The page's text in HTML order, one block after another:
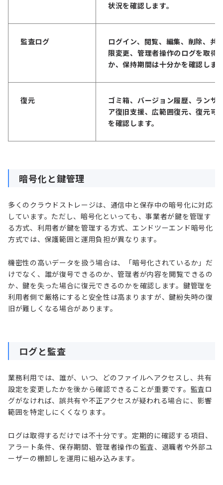
状況を確認します。
監査ログ
ログイン、閲覧、編集、削除、共
限変更、管理者操作のログを取得
か、保持期間は十分かを確認しま
復元
ゴミ箱、バージョン履歴、ランサ
ア復旧支援、広範囲復元、復元可
を確認します。
暗号化と鍵管理
多くのクラウドストレージは、通信中と保存中の暗号化に対応
しています。ただし、暗号化といっても、事業者が鍵を管理す
る方式、利用者が鍵を管理する方式、エンドツーエンド暗号化
方式では、保護範囲と運用負担が異なります。
機密性の高いデータを扱う場合は、「暗号化されているか」だ
けでなく、誰が復号できるのか、管理者が内容を閲覧できるの
か、鍵を失った場合に復元できるのかを確認します。鍵管理を
利用者側で厳格にすると安全性は高まりますが、鍵紛失時の復
旧が難しくなる場合があります。
ログと監査
業務利用では、誰が、いつ、どのファイルへアクセスし、共有
設定を変更したかを後から確認できることが重要です。監査ロ
グがなければ、誤共有や不正アクセスが疑われる場合に、影響
範囲を特定しにくくなります。
ログは取得するだけでは不十分です。定期的に確認する項目、
アラート条件、保存期間、管理者操作の監査、退職者や外部ユ
ーザーの棚卸しを運用に組み込みます。